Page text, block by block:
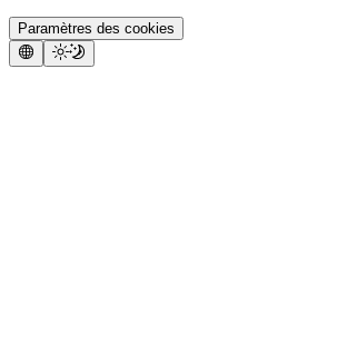
Paramètres des cookies